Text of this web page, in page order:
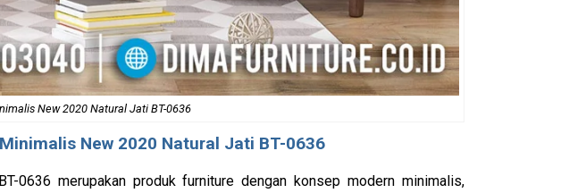
New 2020 Natural Jati BT-0636
New 2020 Natural Jati BT-0636
0636 merupakan produk furniture dengan konsep modern minimalis,